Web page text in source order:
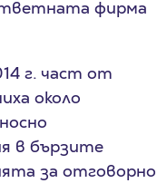
фирма
г. част от
около
в бързите
за отговорно